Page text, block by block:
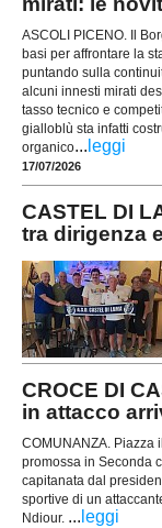
ASCOLI PICENO. Il
basi per affrontare la
puntando sulla
alcuni innesti mirati
tasso tecnico e
gialloblù sta infatti
organico... leggi
17/07/2026
CASTEL DI
tra dirigenza
CROCE DI
in attacco
COMUNANZA. Piazza
promossa in Seconda
capitanata dal
sportive di un
Ndiour. ... leggi